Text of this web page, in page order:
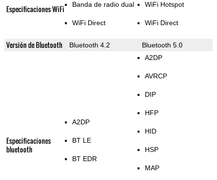
Especificaciones WiFi Banda de radio dual
WiFi Direct
WiFi Hotspot
WiFi Direct
Versión de Bluetooth Bluetooth 4.2 Bluetooth 5.0
Especificaciones
bluetooth
A2DP
BT LE
BT EDR
A2DP
AVRCP
DIP
HFP
HID
HSP
MAP